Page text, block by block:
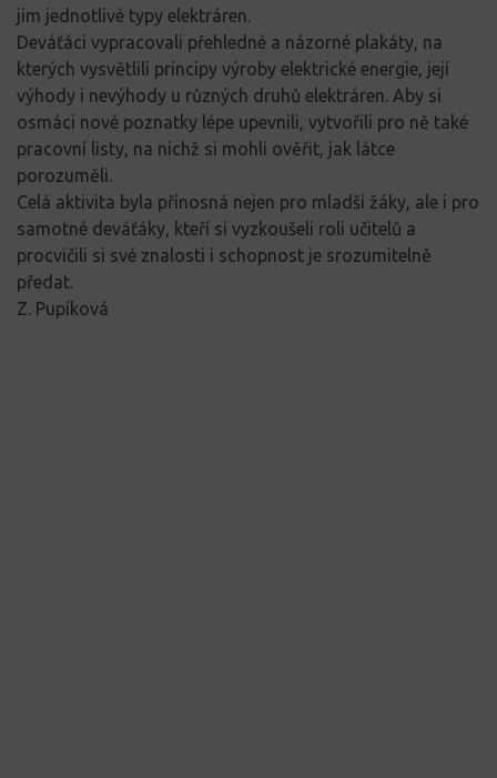
jim jednotlivé typy elektráren.
Deváťáci vypracovali přehledné a názorné plakáty, na
kterých vysvětlili principy výroby elektrické energie, její
výhody i nevýhody u různých druhů elektráren. Aby si
osmáci nové poznatky lépe upevnili, vytvořili pro ně také
pracovní listy, na nichž si mohli ověřit, jak látce
porozuměli.
Celá aktivita byla přínosná nejen pro mladší žáky, ale i pro
samotné deváťáky, kteří si vyzkoušeli roli učitelů a
procvičili si své znalosti i schopnost je srozumitelně
předat.
Z. Pupíková